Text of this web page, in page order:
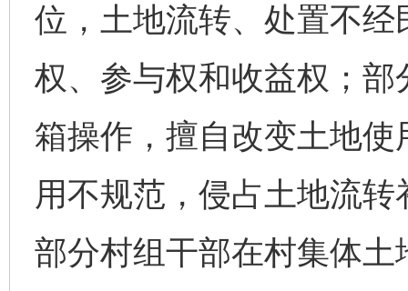
位，土地流转、处置不
权、参与权和收益权；
箱操作，擅自改变土地
用不规范，侵占土地流
部分村组干部在村集体